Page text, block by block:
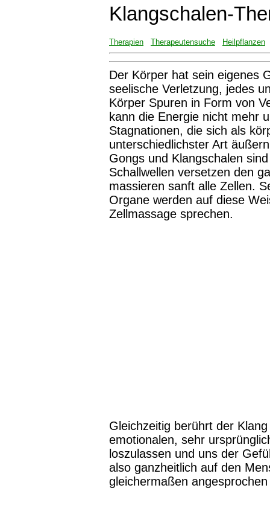
Klangschalen-
Therapien Therapeutensuche Heilpflanzen
Der Körper hat sein eigenes
seelische Verletzung, jedes
Körper Spuren in Form von
kann die Energie nicht mehr
Stagnationen, die sich als
unterschiedlichster Art
Gongs und Klangschalen
Schallwellen versetzen den
massieren sanft alle Zellen.
Organe werden auf diese
Zellmassage sprechen.
Gleichzeitig berührt der
emotionalen, sehr
loszulassen und uns der
also ganzheitlich auf den
gleichermaßen